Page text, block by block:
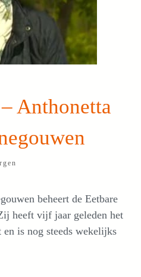
Anthonetta
beheert de Eetbare
heeft vijf jaar geleden het
en is nog steeds wekelijks